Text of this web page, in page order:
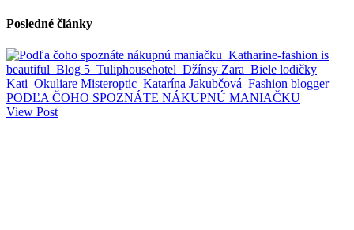
Posledné články
PODĽA ČOHO SPOZNÁTE NÁKUPNÚ MANIAČKU
View Post